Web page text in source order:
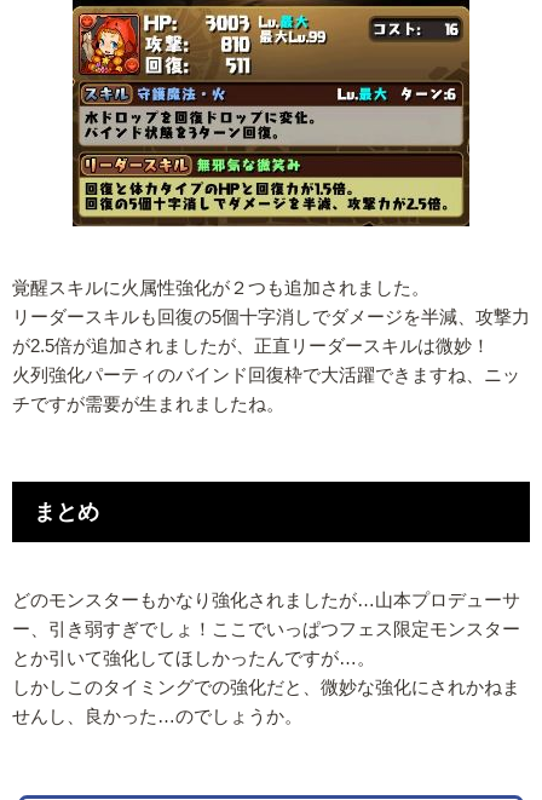
覚醒スキルに火属性強化が２つも追加されました。
リーダースキルも回復の5個十字消しでダメージを半減、攻撃力
が2.5倍が追加されましたが、正直リーダースキルは微妙！
火列強化パーティのバインド回復枠で大活躍できますね、ニッ
チですが需要が生まれましたね。
まとめ
どのモンスターもかなり強化されましたが…山本プロデューサ
ー、引き弱すぎでしょ！ここでいっぱつフェス限定モンスター
とか引いて強化してほしかったんですが…。
しかしこのタイミングでの強化だと、微妙な強化にされかねま
せんし、良かった…のでしょうか。